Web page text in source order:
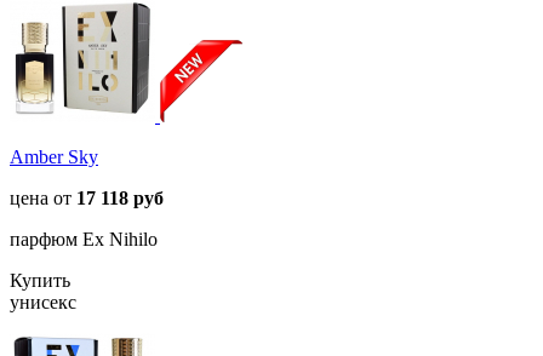
Amber Sky
цена от 17 118 руб
парфюм Ex Nihilo
Купить
унисекс